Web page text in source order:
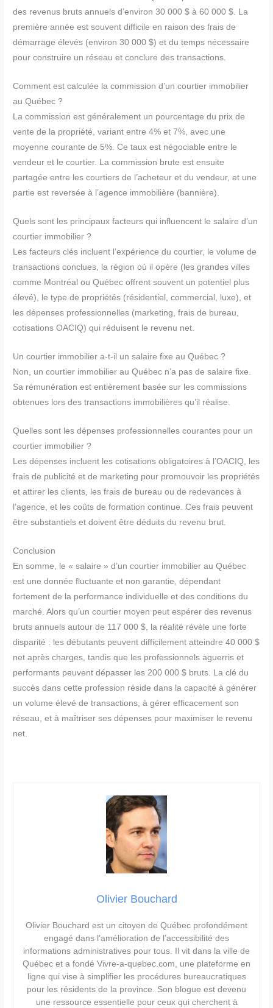
des revenus bruts annuels d’environ 30 000 $ à 60 000 $. La
première année est souvent difficile en raison des frais de
démarrage élevés (environ 30 000 $) et du temps nécessaire
pour construire un réseau et conclure des transactions.
Comment est calculée la commission d’un courtier immobilier
au Québec ?
La commission est généralement un pourcentage du prix de
vente de la propriété, variant entre 4% et 7%, avec une
moyenne courante de 5%. Ce taux est négociable entre le
vendeur et le courtier. La commission brute est ensuite
partagée entre les courtiers de l’acheteur et du vendeur, et une
partie est reversée à l’agence immobilière (bannière).
Quels sont les principaux facteurs qui influencent le salaire d’un
courtier immobilier ?
Les facteurs clés incluent l’expérience du courtier, le volume de
transactions conclues, la région où il opère (les grandes villes
comme Montréal ou Québec offrent souvent un potentiel plus
élevé), le type de propriétés (résidentiel, commercial, luxe), et
les dépenses professionnelles (marketing, frais de bureau,
cotisations OACIQ) qui réduisent le revenu net.
Un courtier immobilier a-t-il un salaire fixe au Québec ?
Non, un courtier immobilier au Québec n’a pas de salaire fixe.
Sa rémunération est entièrement basée sur les commissions
obtenues lors des transactions immobilières qu’il réalise.
Quelles sont les dépenses professionnelles courantes pour un
courtier immobilier ?
Les dépenses incluent les cotisations obligatoires à l’OACIQ, les
frais de publicité et de marketing pour promouvoir les propriétés
et attirer les clients, les frais de bureau ou de redevances à
l’agence, et les coûts de formation continue. Ces frais peuvent
être substantiels et doivent être déduits du revenu brut.
Conclusion
En somme, le « salaire » d’un courtier immobilier au Québec
est une donnée fluctuante et non garantie, dépendant
fortement de la performance individuelle et des conditions du
marché. Alors qu’un courtier moyen peut espérer des revenus
bruts annuels autour de 117 000 $, la réalité révèle une forte
disparité : les débutants peuvent difficilement atteindre 40 000 $
net après charges, tandis que les professionnels aguerris et
performants peuvent dépasser les 200 000 $ bruts. La clé du
succès dans cette profession réside dans la capacité à générer
un volume élevé de transactions, à gérer efficacement son
réseau, et à maîtriser ses dépenses pour maximiser le revenu
net.
Olivier Bouchard
Olivier Bouchard est un citoyen de Québec profondément
engagé dans l’amélioration de l’accessibilité des
informations administratives pour tous. Il vit dans la ville de
Québec et a fondé Vivre-a-quebec.com, une plateforme en
ligne qui vise à simplifier les procédures bureaucratiques
pour les résidents de la province. Son blogue est devenu
une ressource essentielle pour ceux qui cherchent à